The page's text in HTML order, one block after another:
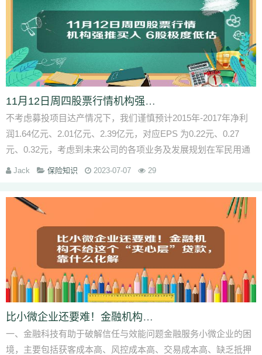
11月12日周四股票行情机构强推买入 6股极度低估
不考虑募投项目达产情况下，我们谨慎预计2015年-2017年净利
润1.64亿元、2.01亿元、2.39亿元，对应EPS 为0.22元、0.27
元、0.32元，考虑到未来公司的各项业务及发展规划在军民用通
讯及信息化市场上拥有广阔的发展前景，因...
Jack 保险知识 2023-07-07 29
比小微企业还要难！金融机构不给这个“夹心层”贷款，靠什么化解
一、金融科技有助于破解信任与效能问题金融服务小微企业的困
境，主要包括获客成本高、风控成本高、交易成本高、缺乏抵押